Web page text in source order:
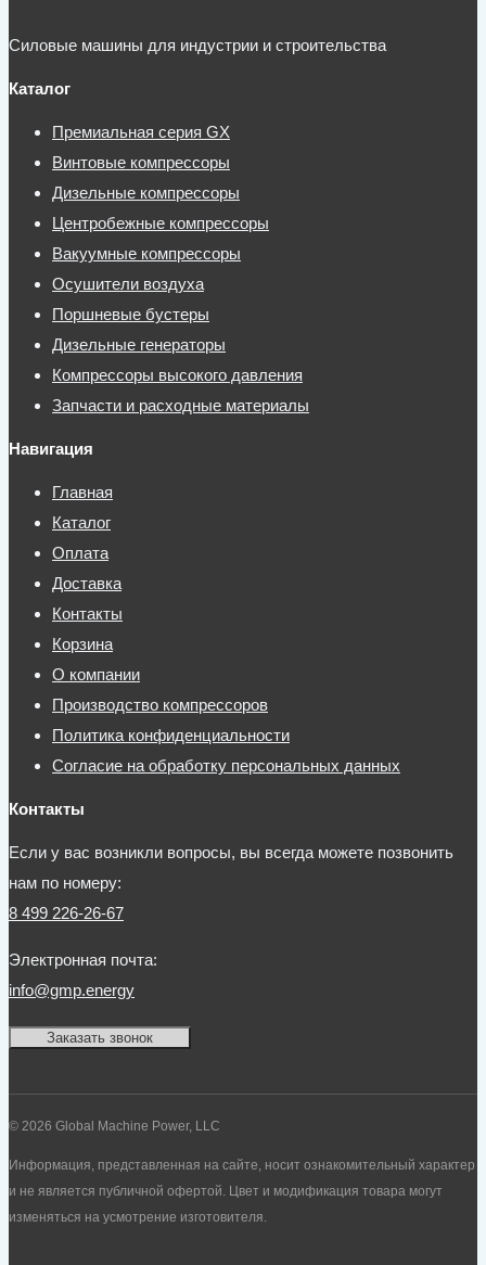
Силовые машины для индустрии и строительства
Каталог
Премиальная серия GX
Винтовые компрессоры
Дизельные компрессоры
Центробежные компрессоры
Вакуумные компрессоры
Осушители воздуха
Поршневые бустеры
Дизельные генераторы
Компрессоры высокого давления
Запчасти и расходные материалы
Навигация
Главная
Каталог
Оплата
Доставка
Контакты
Корзина
О компании
Производство компрессоров
Политика конфиденциальности
Согласие на обработку персональных данных
Контакты
Если у вас возникли вопросы, вы всегда можете позвонить
нам по номеру:
8 499 226-26-67
Электронная почта:
info@gmp.energy
Заказать звонок
© 2026 Global Machine Power, LLC
Информация, представленная на сайте, носит ознакомительный характер
и не является публичной офертой. Цвет и модификация товара могут
изменяться на усмотрение изготовителя.